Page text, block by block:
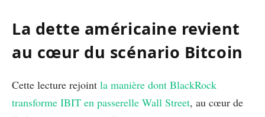
La dette américaine revient
au cœur du scénario Bitcoin
Cette lecture rejoint la manière dont BlackRock
transforme IBIT en passerelle Wall Street, au cœur de